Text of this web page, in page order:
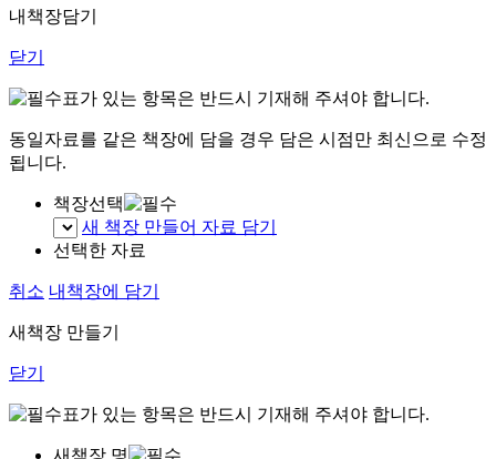
내책장담기
닫기
표가 있는 항목은 반드시 기재해 주셔야 합니다.
동일자료를 같은 책장에 담을 경우 담은 시점만 최신으로 수정
됩니다.
책장선택
새 책장 만들어 자료 담기
선택한 자료
취소 내책장에 담기
새책장 만들기
닫기
표가 있는 항목은 반드시 기재해 주셔야 합니다.
새책장 명